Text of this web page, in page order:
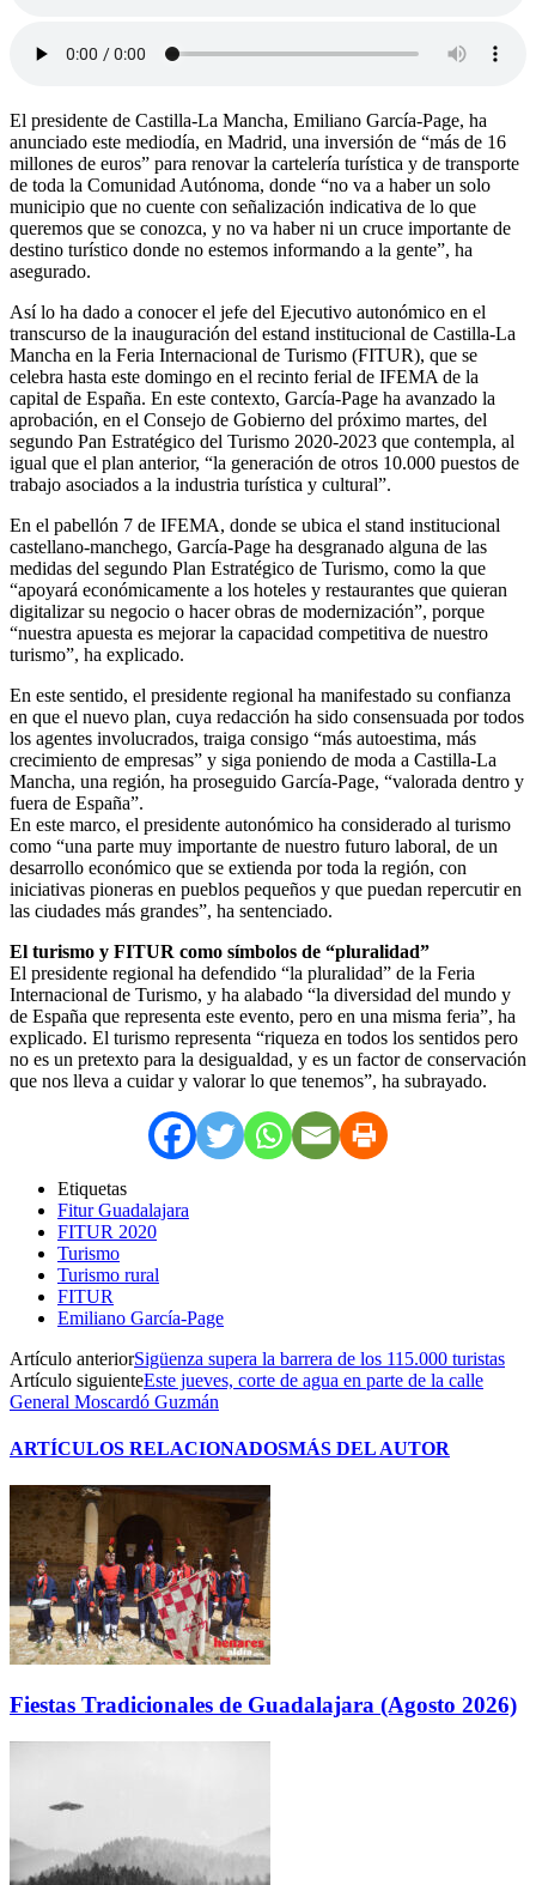
El presidente de Castilla-La Mancha, Emiliano García-Page, ha
anunciado este mediodía, en Madrid, una inversión de “más de 16
millones de euros” para renovar la cartelería turística y de transporte
de toda la Comunidad Autónoma, donde “no va a haber un solo
municipio que no cuente con señalización indicativa de lo que
queremos que se conozca, y no va haber ni un cruce importante de
destino turístico donde no estemos informando a la gente”, ha
asegurado.
Así lo ha dado a conocer el jefe del Ejecutivo autonómico en el
transcurso de la inauguración del estand institucional de Castilla-La
Mancha en la Feria Internacional de Turismo (FITUR), que se
celebra hasta este domingo en el recinto ferial de IFEMA de la
capital de España. En este contexto, García-Page ha avanzado la
aprobación, en el Consejo de Gobierno del próximo martes, del
segundo Pan Estratégico del Turismo 2020-2023 que contempla, al
igual que el plan anterior, “la generación de otros 10.000 puestos de
trabajo asociados a la industria turística y cultural”.
En el pabellón 7 de IFEMA, donde se ubica el stand institucional
castellano-manchego, García-Page ha desgranado alguna de las
medidas del segundo Plan Estratégico de Turismo, como la que
“apoyará económicamente a los hoteles y restaurantes que quieran
digitalizar su negocio o hacer obras de modernización”, porque
“nuestra apuesta es mejorar la capacidad competitiva de nuestro
turismo”, ha explicado.
En este sentido, el presidente regional ha manifestado su confianza
en que el nuevo plan, cuya redacción ha sido consensuada por todos
los agentes involucrados, traiga consigo “más autoestima, más
crecimiento de empresas” y siga poniendo de moda a Castilla-La
Mancha, una región, ha proseguido García-Page, “valorada dentro y
fuera de España”.
En este marco, el presidente autonómico ha considerado al turismo
como “una parte muy importante de nuestro futuro laboral, de un
desarrollo económico que se extienda por toda la región, con
iniciativas pioneras en pueblos pequeños y que puedan repercutir en
las ciudades más grandes”, ha sentenciado.
El turismo y FITUR como símbolos de “pluralidad”
El presidente regional ha defendido “la pluralidad” de la Feria
Internacional de Turismo, y ha alabado “la diversidad del mundo y
de España que representa este evento, pero en una misma feria”, ha
explicado. El turismo representa “riqueza en todos los sentidos pero
no es un pretexto para la desigualdad, y es un factor de conservación
que nos lleva a cuidar y valorar lo que tenemos”, ha subrayado.
Etiquetas
Fitur Guadalajara
FITUR 2020
Turismo
Turismo rural
FITUR
Emiliano García-Page
Artículo anteriorSigüenza supera la barrera de los 115.000 turistas
Artículo siguienteEste jueves, corte de agua en parte de la calle
General Moscardó Guzmán
ARTÍCULOS RELACIONADOSMÁS DEL AUTOR
Fiestas Tradicionales de Guadalajara (Agosto 2026)